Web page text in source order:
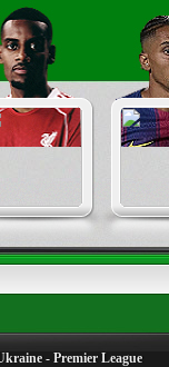
- Premier League